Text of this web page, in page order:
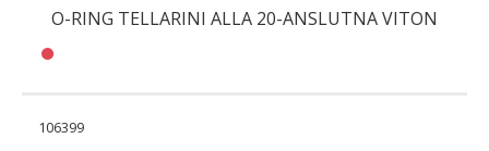
O-RING TELLARINI ALLA 20-ANSLUTNA VITON
106399